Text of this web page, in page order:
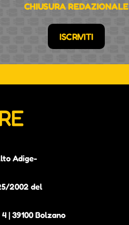
CHIUSURA REDAZIONALE
ISCRIVITI
Adige-
2002 del
| 39100 Bolzano